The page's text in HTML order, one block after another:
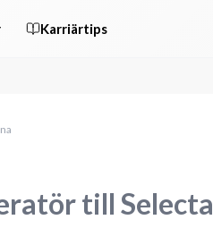
Karriärtips
till Selecta